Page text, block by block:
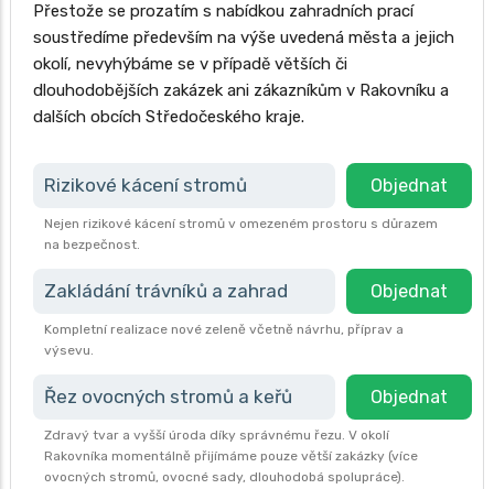
Přestože se prozatím s nabídkou zahradních prací
soustředíme především na výše uvedená města a jejich
okolí, nevyhýbáme se v případě větších či
dlouhodobějších zakázek ani zákazníkům v Rakovníku a
dalších obcích Středočeského kraje.
Rizikové kácení stromů Objednat
Nejen rizikové kácení stromů v omezeném prostoru s důrazem
na bezpečnost.
Zakládání trávníků a zahrad Objednat
Kompletní realizace nové zeleně včetně návrhu, příprav a
výsevu.
Řez ovocných stromů a keřů Objednat
Zdravý tvar a vyšší úroda díky správnému řezu. V okolí
Rakovníka momentálně přijímáme pouze větší zakázky (více
ovocných stromů, ovocné sady, dlouhodobá spolupráce).